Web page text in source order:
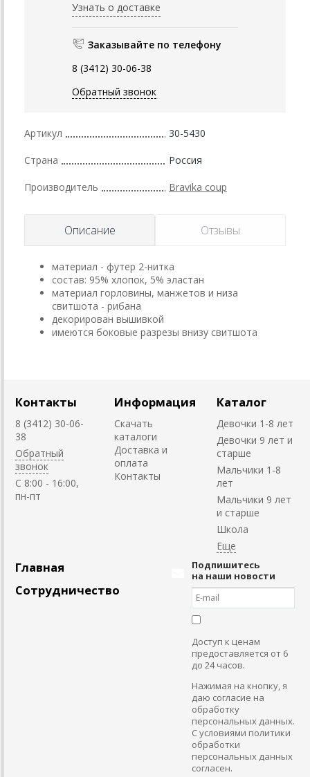
Узнать о доставке
Заказывайте по телефону
8 (3412) 30-06-38
Обратный звонок
Артикул 30-5430
Страна Россия
Производитель Bravika coup
Описание Отзывы
материал - футер 2-нитка
состав: 95% хлопок, 5% эластан
материал горловины, манжетов и низа
свитшота - рибана
декорирован вышивкой
имеются боковые разрезы внизу свитшота
Контакты
8 (3412) 30-06-
38
Обратный
звонок
C 8:00 - 16:00,
пн-пт
Информация
Скачать
каталоги
Доставка и
оплата
Контакты
Каталог
Девочки 1-8 лет
Девочки 9 лет и
старше
Мальчики 1-8
лет
Мальчики 9 лет
и старше
Школа
Главная
Сотрудничество
Подпишитесь
на наши новости
Доступ к ценам
предоставляется от 6
до 24 часов.
Нажимая на кнопку, я
даю согласие на
обработку
персональных данных.
С условиями политики
обработки
персональных данных
согласен.